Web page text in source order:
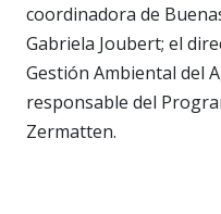
coordinadora de
Gabriela Joubert; el
Gestión Ambiental del
responsable del
Zermatten.